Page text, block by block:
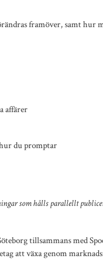
framöver, samt hur
affärer
du promptar
som hålls parallellt
tillsammans med
att växa genom